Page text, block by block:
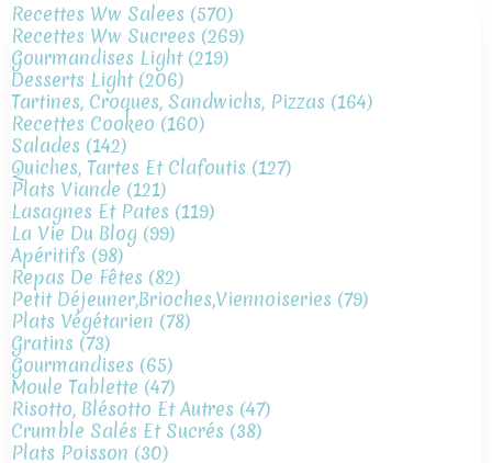
Recettes Ww Salees (570)
Recettes Ww Sucrees (269)
Gourmandises Light(219)
Desserts Light(206)
Tartines, Croques, Sandwichs, Pizzas (164)
Recettes Cookeo (160)
Salades (142)
Quiches, Tartes Et Clafoutis (127)
Plats Viande (121)
Lasagnes Et Pates (119)
La Vie Du Blog (99)
Apéritifs (98)
Repas De Fêtes (82)
Petit Déjeuner,brioches,viennoiseries (79)
Plats Végétarien (78)
Gratins (73)
Gourmandises (65)
Moule Tablette (47)
Risotto, Blésotto Et Autres (47)
Crumble Salés Et Sucrés (38)
Plats Poisson (30)